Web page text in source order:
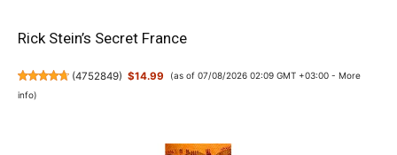
Rick Stein’s Secret France
(4752849) $14.99 (as of 07/08/2026 02:09 GMT +03:00 - More
info)